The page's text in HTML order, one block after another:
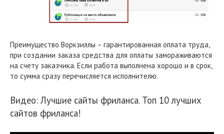
Преимущество Воркзиллы – гарантированная оплата труда,
при создании заказа средства для оплаты замораживаются
на счету заказчика. Если работа выполнена хорошо и в срок,
то сумма сразу перечисляется исполнителю.
Видео: Лучшие сайты фриланса. Топ 10 лучших
сайтов фриланса!